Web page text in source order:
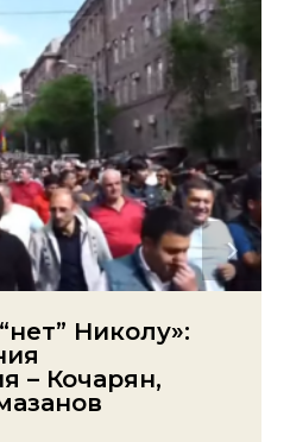
Николу»:
– Кочарян,